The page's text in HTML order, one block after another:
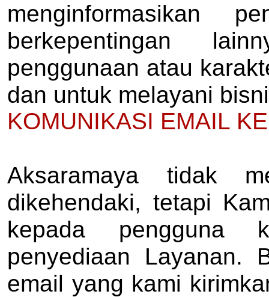
menginformasikan
berkepentingan
penggunaan atau
dan untuk melayani
KOMUNIKASI EMAIL
Aksaramaya tidak
dikehendaki, tetapi
kepada pengguna
penyediaan Layanan.
email yang kami